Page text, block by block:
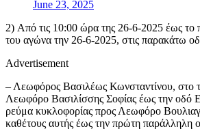
June 23, 2025
2) Από τις 10:00 ώρα της 26-6-2025 έως το
του αγώνα την 26-6-2025, στις παρακάτω
Advertisement
– Λεωφόρος Βασιλέως Κωνσταντίνου, στο
Λεωφόρο Βασιλίσσης Σοφίας έως την οδό
ρεύμα κυκλοφορίας προς Λεωφόρο
καθέτους αυτής έως την πρώτη παράλληλη